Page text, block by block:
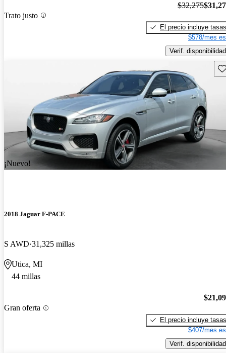
Trato justo
$32,275
El precio incluye tasas
$578/mes
Verif. disponibilidad
¡Nuevo!
2018 Jaguar F-PACE
S AWD 31,325 millas
Utica, MI
44 millas
Gran oferta
El precio incluye tasas
$407/mes
Verif. disponibilidad